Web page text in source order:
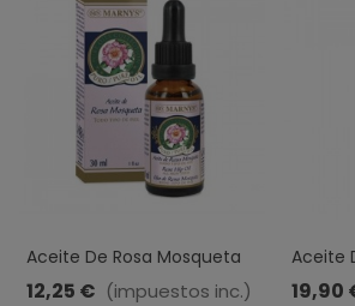
Aceite De Rosa Mosqueta
Puro · Marnys · 30 Ml
12,25 € (impuestos inc.)
Aceite
Bio ·
19,90